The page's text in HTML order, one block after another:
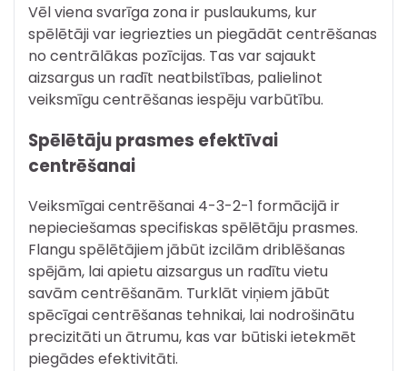
Vēl viena svarīga zona ir puslaukums, kur
spēlētāji var iegriezties un piegādāt centrēšanas
no centrālākas pozīcijas. Tas var sajaukt
aizsargus un radīt neatbilstības, palielinot
veiksmīgu centrēšanas iespēju varbūtību.
Spēlētāju prasmes efektīvai
centrēšanai
Veiksmīgai centrēšanai 4-3-2-1 formācijā ir
nepieciešamas specifiskas spēlētāju prasmes.
Flangu spēlētājiem jābūt izcilām driblēšanas
spējām, lai apietu aizsargus un radītu vietu
savām centrēšanām. Turklāt viņiem jābūt
spēcīgai centrēšanas tehnikai, lai nodrošinātu
precizitāti un ātrumu, kas var būtiski ietekmēt
piegādes efektivitāti.